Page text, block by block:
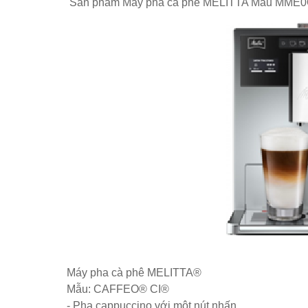
Sản phẩm Máy pha cà phê MELITTA Mẫu
Máy pha cà phê MELITTA®
Mẫu: CAFFEO® CI®
- Pha cappuccino với một nút nhấn